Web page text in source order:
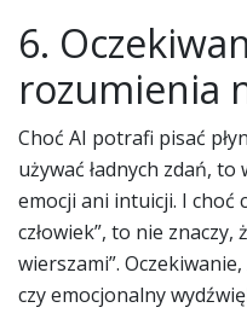
6.
rozumienia
Choć AI potrafi pisać
używać ładnych zdań,
emocji ani intuicji. I choć
człowiek”, to nie
wierszami”.
czy emocjonalny